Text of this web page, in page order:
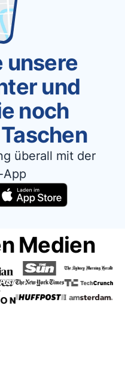
unsere
und
noch
überall mit der
App
Medien